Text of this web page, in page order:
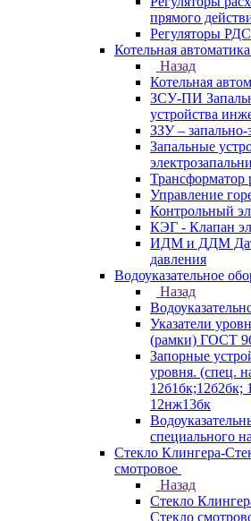
прямого
Регуляторы
Котельная автоматика
Назад
Котельная
ЗСУ-ПИ
устройства
ЗЗУ –
Запальные
Управление
Контрольный
КЭГ - Клапан
ИДМ и ДДМ
давления
Водоуказательное
Назад
Указатели
(рамки) ГОСТ
Запорные
уровня. (спец.
12б1бк;12б2бк;
12нж13бк
специального
Стекло Клингера-
смотровое
Назад
Стекло
Стекло